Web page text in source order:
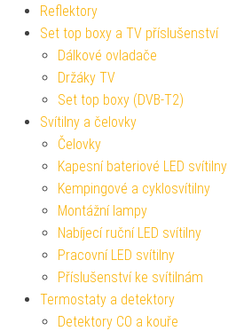
Reflektory
Set top boxy a TV příslušenství
Dálkové ovladače
Držáky TV
Set top boxy (DVB-T2)
Svítilny a čelovky
Čelovky
Kapesní bateriové LED svítilny
Kempingové a cyklosvítilny
Montážní lampy
Nabíjecí ruční LED svítilny
Pracovní LED svítilny
Příslušenství ke svítilnám
Termostaty a detektory
Detektory CO a kouře